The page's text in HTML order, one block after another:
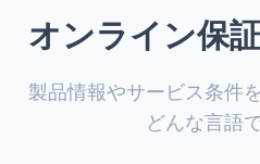
オンライン保
製品情報やサービス条件
どんな言語